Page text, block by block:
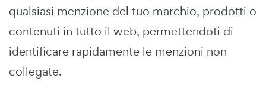
qualsiasi menzione del tuo marchio, prodotti o
contenuti in tutto il web, permettendoti di
identificare rapidamente le menzioni non
collegate.